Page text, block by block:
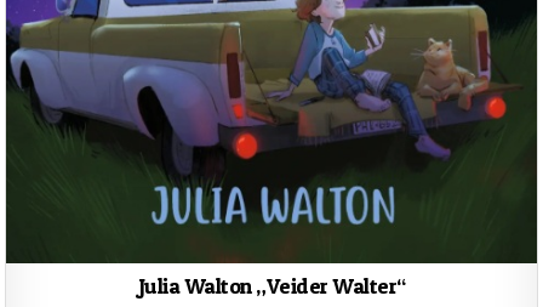
Julia Walton „Veider Walter“